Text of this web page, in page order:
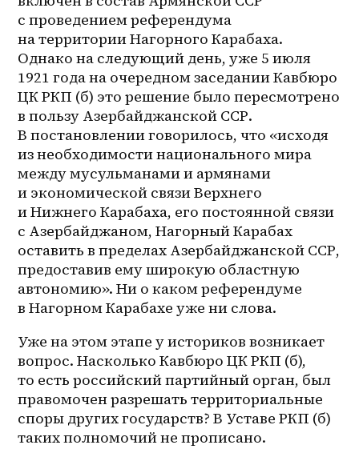
с проведением референдума
на территории Нагорного Карабаха.
Однако на следующий день, уже 5 июля
1921 года на очередном заседании Кавбюро
ЦК РКП (б) это решение было пересмотрено
в пользу Азербайджанской ССР.
В постановлении говорилось, что «исходя
из необходимости национального мира
между мусульманами и армянами
и экономической связи Верхнего
и Нижнего Карабаха, его постоянной связи
с Азербайджаном, Нагорный Карабах
оставить в пределах Азербайджанской ССР,
предоставив ему широкую областную
автономию». Ни о каком референдуме
в Нагорном Карабахе уже ни слова.
Уже на этом этапе у историков возникает
вопрос. Насколько Кавбюро ЦК РКП (б),
то есть российский партийный орган, был
правомочен разрешать территориальные
споры других государств? В Уставе РКП (б)
таких полномочий не прописано.